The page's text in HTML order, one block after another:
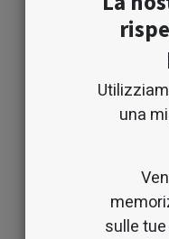
Scarica la
una
sulle